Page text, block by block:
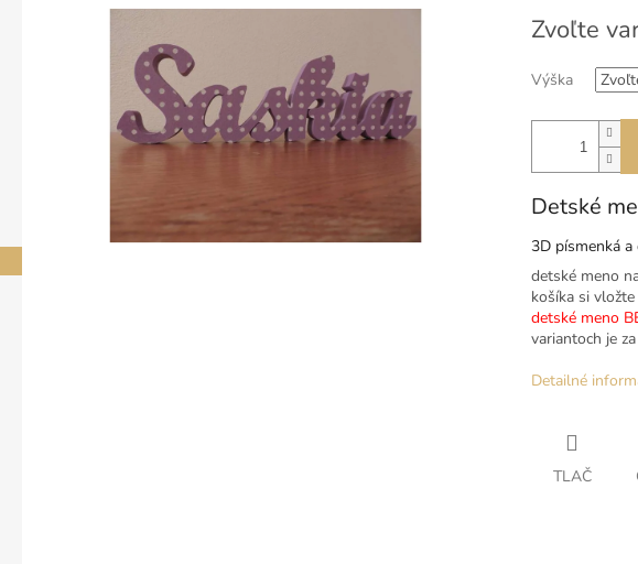
cena:
Zvoľte
Výška
Detské
3D písmenká a
detské meno
košíka si
detské meno
variantoch je
Detailné
TLAČ